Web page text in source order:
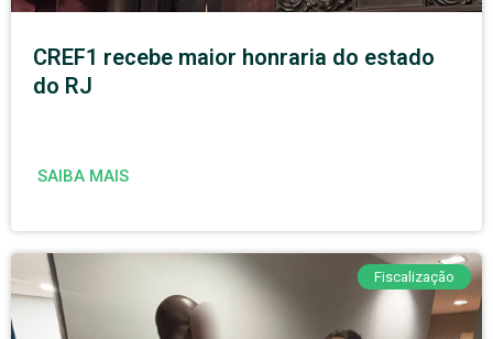
CREF1 recebe maior honraria do estado
do RJ
SAIBA MAIS
Fiscalização